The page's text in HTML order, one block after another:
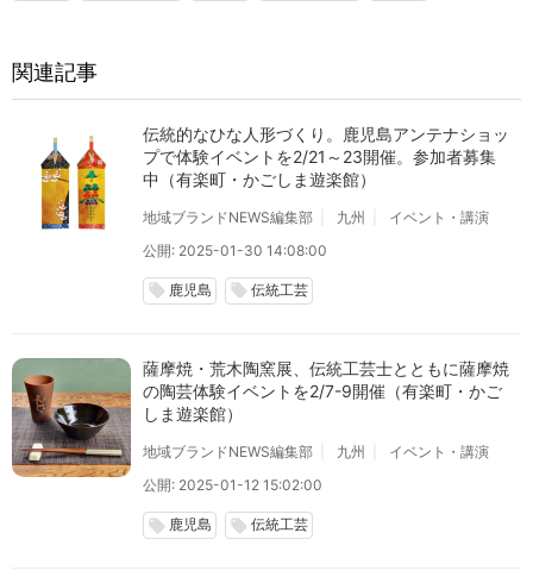
関連記事
伝統的なひな人形づくり。鹿児島アンテナショッ
プで体験イベントを2/21～23開催。参加者募集
中（有楽町・かごしま遊楽館）
地域ブランドNEWS編集部 九州
イベント・講演
公開: 2025-01-30 14:08:00
local_offer 鹿児島 local_offer 伝統工芸
薩摩焼・荒木陶窯展、伝統工芸士とともに薩摩焼
の陶芸体験イベントを2/7-9開催（有楽町・かご
しま遊楽館）
地域ブランドNEWS編集部 九州
イベント・講演
公開: 2025-01-12 15:02:00
local_offer 鹿児島 local_offer 伝統工芸